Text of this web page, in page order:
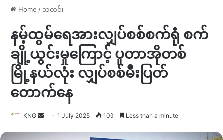
Home / သတင်း
နမ့်ထွမ်ရေအားလျှပ်စစ်စက်ရုံ စက်
ချို့ယွင်းမှုကြောင့် ပူတာအိုတစ်
မြို့နယ်လုံး လျှပ်စစ်မီးပြတ်
တောက်နေ
KNG
Send1 July 2025 100 Less than a minute